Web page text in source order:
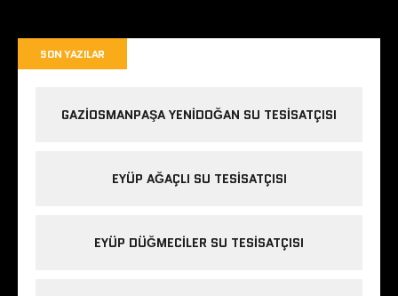
SON YAZILAR
GAZIOSMANPAŞA YENIDOĞAN SU TESISATÇISI
EYÜP AĞAÇLI SU TESISATÇISI
EYÜP DÜĞMECILER SU TESISATÇISI